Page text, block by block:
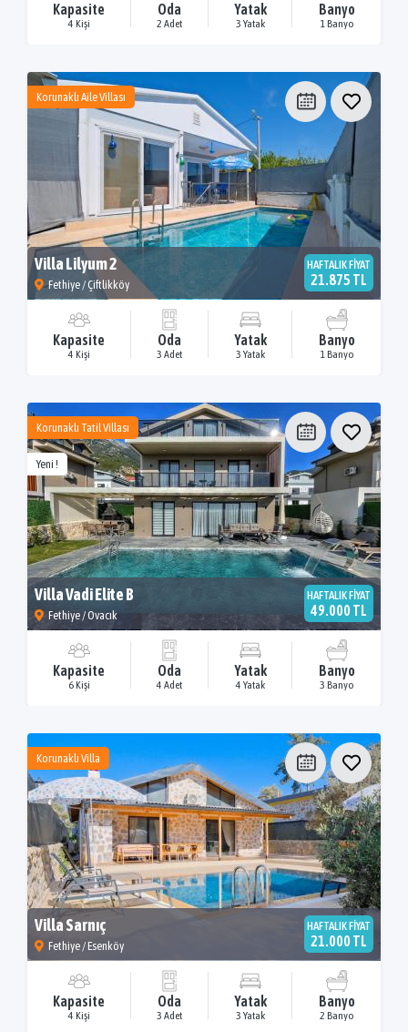
Kapasite
4 Kişi
Oda
2 Adet
Yatak
3 Yatak
Banyo
1 Banyo
Korunaklı Aile Villası
Villa Lilyum 2
Fethiye / Çiftlikköy
HAFTALIK FİYAT
21.875 TL
Kapasite
4 Kişi
Oda
3 Adet
Yatak
3 Yatak
Banyo
1 Banyo
Korunaklı Tatil Villası
Yeni !
Villa Vadi Elite B
Fethiye / Ovacık
HAFTALIK FİYAT
49.000 TL
Kapasite
6 Kişi
Oda
4 Adet
Yatak
4 Yatak
Banyo
3 Banyo
Korunaklı Villa
Villa Sarnıç
Fethiye / Esenköy
HAFTALIK FİYAT
21.000 TL
Kapasite
4 Kişi
Oda
3 Adet
Yatak
3 Yatak
Banyo
2 Banyo